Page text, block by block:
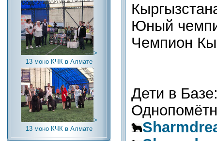
>
13 моно КЧК в Алмате
>
13 моно КЧК в Алмате
Юный
Чемпион
Дети в